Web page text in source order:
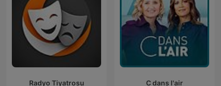
Radyo Tiyatrosu C dans l'air